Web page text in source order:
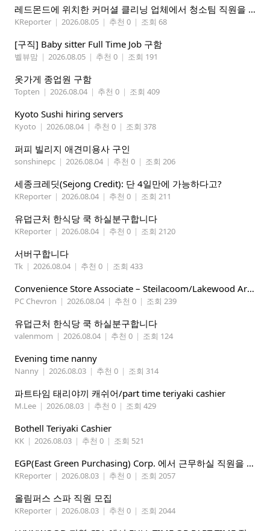
레드몬드에 위치한 커머셜 클리닝 업체에서 청소팀 직원을 모집합니다.
KReporter | 2026.08.05 | 추천 0 | 조회 68
[구직] Baby sitter Full Time Job 구함
벨뷰맘 | 2026.08.05 | 추천 0 | 조회 191
옷가게 종업원 구함
Topten | 2026.08.04 | 추천 0 | 조회 409
Kyoto Sushi hiring servers
Kyoto | 2026.08.04 | 추천 0 | 조회 378
퍼피 빌리지 애견미용사 구인
sonshinepc | 2026.08.04 | 추천 0 | 조회 206
세종크레딧(Sejong Credit): 단 4일만에 가능하다고?
KReporter | 2026.08.04 | 추천 0 | 조회 211
유덥근처 한식당 쿡 하실분구합니다
KReporter | 2026.08.04 | 추천 0 | 조회 2120
서버구합니다
Tk | 2026.08.04 | 추천 0 | 조회 433
Convenience Store Associate – Steilacoom/Lakewood Area, $19 -$21/hr
PC Chevron | 2026.08.04 | 추천 0 | 조회 239
유덥근처 한식당 쿡 하실분구합니다
valenmom | 2026.08.04 | 추천 0 | 조회 124
Evening time nanny
Nanny | 2026.08.03 | 추천 0 | 조회 314
파트타임 태리야끼 캐쉬어/part time teriyaki cashier
M.Lee | 2026.08.03 | 추천 0 | 조회 429
Bothell Teriyaki Cashier
KK | 2026.08.03 | 추천 0 | 조회 521
EGP(East Green Purchasing) Corp. 에서 근무하실 직원을 아래와 같이 모집합니다.
KReporter | 2026.08.03 | 추천 0 | 조회 2057
올림퍼스 스파 직원 모집
KReporter | 2026.08.03 | 추천 0 | 조회 2044